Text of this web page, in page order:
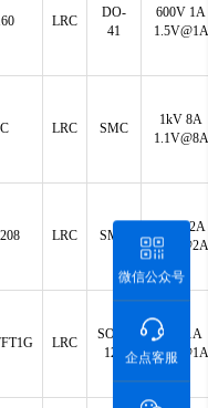
LRC
DO-
41
600V 1A
1.5V@1A
LRC SMC
1kV 8A
1.1V@8A
LRC SMB
600V 2A
1.7V@2A
LRC
SOD-
123
1kV 1A
1.1V@1A
微信公众号
企点客服